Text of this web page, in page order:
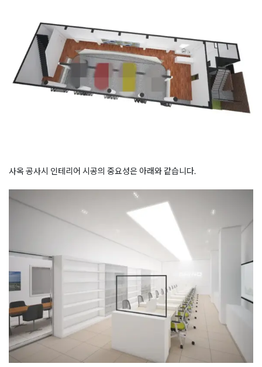
사옥 공사시 인테리어 시공의 중요성은 아래와 같습니다.